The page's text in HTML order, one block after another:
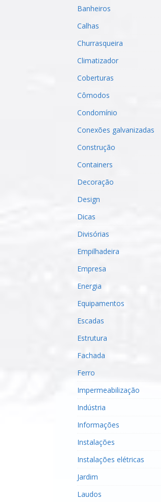
Banheiros
Calhas
Churrasqueira
Climatizador
Coberturas
Cômodos
Condomínio
Conexões galvanizadas
Construção
Containers
Decoração
Design
Dicas
Divisórias
Empilhadeira
Empresa
Energia
Equipamentos
Escadas
Estrutura
Fachada
Ferro
Impermeabilização
Indústria
Informações
Instalações
Instalações elétricas
Jardim
Laudos